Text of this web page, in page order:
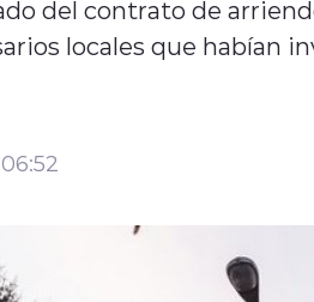
del contrato de
locales que habían
06:52